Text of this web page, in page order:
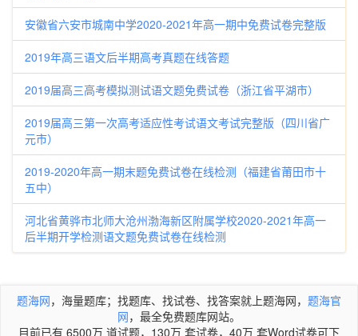
安徽省六安市城南中学2020-2021年高一期中免费试卷完整版
2019年高三语文后半期高考真题在线答题
2019届高三高考模拟测试语文题免费试卷（浙江省平湖市）
2019届高三第一次高考适应性考试语文考试完整版（四川省广
元市）
2019-2020年高一期末题免费试卷在线检测（福建省莆田市十
五中）
河北省黄骅市北师大沧州渤海新区附属学校2020-2021年高一
后半期开学检测语文题免费试卷在线检测
题海网，海量题库；找题库、找试卷、找答案就上题海网， 题海官
网，最全免费题库网站。
目前已有 6500万 道试题，130万 套试卷，40万 套Word试卷可下